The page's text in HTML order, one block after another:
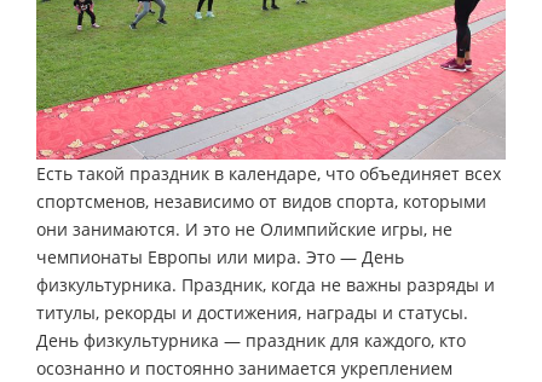
Есть такой праздник в календаре, что объединяет всех
спортсменов, независимо от видов спорта, которыми
они занимаются. И это не Олимпийские игры, не
чемпионаты Европы или мира. Это — День
физкультурника. Праздник, когда не важны разряды и
титулы, рекорды и достижения, награды и статусы.
День физкультурника — праздник для каждого, кто
осознанно и постоянно занимается укреплением